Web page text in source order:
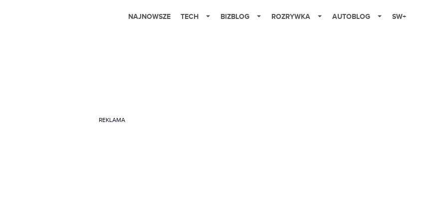
NAJNOWSZE TECH BIZBLOG ROZRYWKA AUTOBLOG SW+
REKLAMA